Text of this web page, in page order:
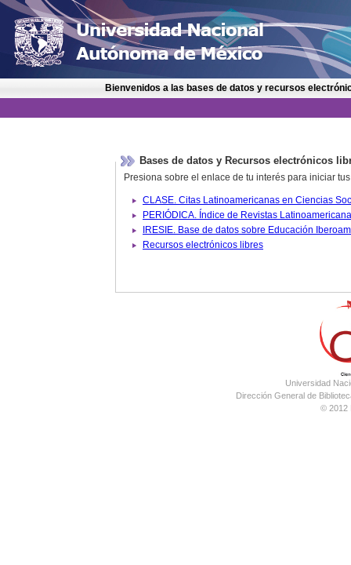
Bienvenidos a las bases de datos y recursos
Bases de datos y Recursos electrónicos
Presiona sobre el enlace de tu interés para iniciar
IRESIE. Base de datos
Recursos electrónicos libres
Universidad
Dirección General de
© 2012